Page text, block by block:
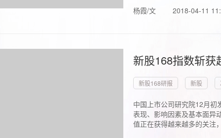
杨霞/文 2018-04-11
新股168指数斩
新股168研报 新股
中国上市公司研究院12月初
表现、影响因素及基本面异
值正在获得越来越多的关注